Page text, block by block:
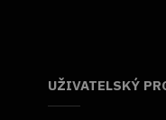
UŽIVATELSKÝ